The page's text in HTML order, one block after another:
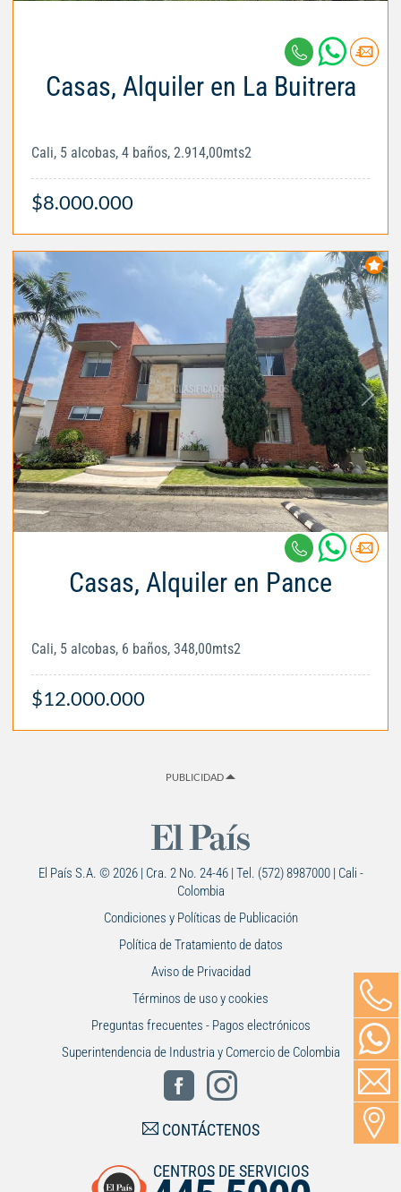
Casas, Alquiler en La Buitrera
Cali, 5 alcobas, 4 baños, 2.914,00mts2
$8.000.000
Casas, Alquiler en Pance
Cali, 5 alcobas, 6 baños, 348,00mts2
$12.000.000
PUBLICIDAD
El País S.A. © 2026 | Cra. 2 No. 24-46 | Tel. (572) 8987000 | Cali -
Colombia
Condiciones y Políticas de Publicación
Política de Tratamiento de datos
Aviso de Privacidad
Términos de uso y cookies
Preguntas frecuentes - Pagos electrónicos
Superintendencia de Industria y Comercio de Colombia
CONTÁCTENOS
CENTROS DE SERVICIOS